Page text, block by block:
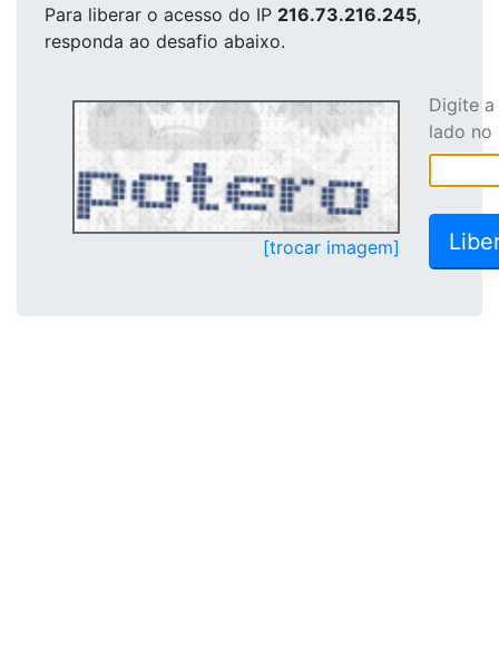
Para liberar o acesso do IP 216.73.216.245,
responda ao desafio abaixo.
[trocar imagem]
Digite
lado no